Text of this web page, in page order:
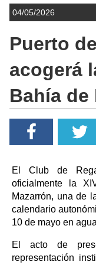
04/05/2026
Puerto
acogerá
Bahía de
El Club de
oficialmente la
Mazarrón, una de
calendario
10 de mayo en
El acto de
representación